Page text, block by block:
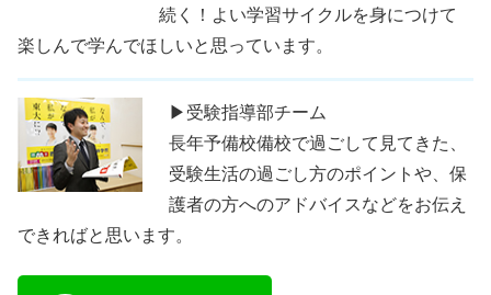
続く！よい学習サイクルを身につけて
楽しんで学んでほしいと思っています。
▶受験指導部チーム
長年予備校備校で過ごして見てきた、
受験生活の過ごし方のポイントや、保
護者の方へのアドバイスなどをお伝え
できればと思います。